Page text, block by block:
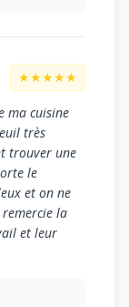
★★★★★
ma cuisine
très
trouver une
le
et on ne
la
et leur